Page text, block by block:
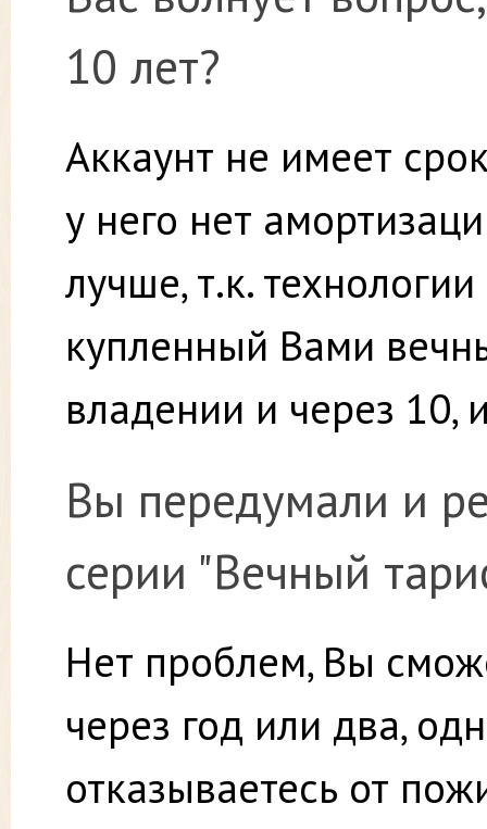
10 лет?
Аккаунт не имеет
у него нет
лучше, т.к.
купленный Вами
владении и через 10,
Вы передумали и
серии "Вечный
Нет проблем, Вы
через год или два,
отказываетесь от